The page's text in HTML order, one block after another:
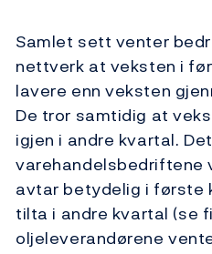
Samlet sett venter
nettverk at veksten i
lavere enn veksten
De tror samtidig at
igjen i andre kvartal.
varehandelsbedriftene
avtar betydelig i første
tilta i andre kvartal (se
oljeleverandørene